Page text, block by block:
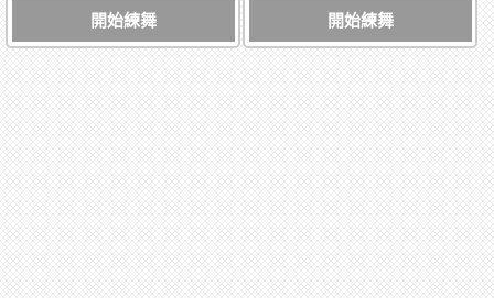
開始練舞 開始練舞